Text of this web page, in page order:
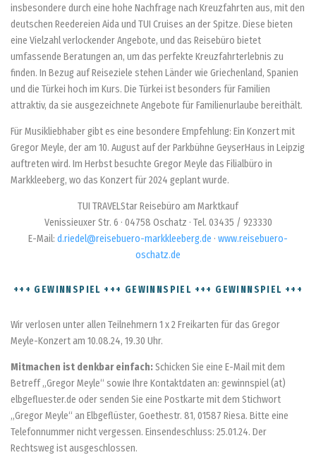
insbesondere durch eine hohe Nachfrage nach Kreuzfahrten aus, mit den
deutschen Reedereien Aida und TUI Cruises an der Spitze. Diese bieten
eine Vielzahl verlockender Angebote, und das Reisebüro bietet
umfassende Beratungen an, um das perfekte Kreuzfahrterlebnis zu
finden. In Bezug auf Reiseziele stehen Länder wie Griechenland, Spanien
und die Türkei hoch im Kurs. Die Türkei ist besonders für Familien
attraktiv, da sie ausgezeichnete Angebote für Familienurlaube bereithält.
Für Musikliebhaber gibt es eine besondere Empfehlung: Ein Konzert mit
Gregor Meyle, der am 10. August auf der Parkbühne GeyserHaus in Leipzig
auftreten wird. Im Herbst besuchte Gregor Meyle das Filialbüro in
Markkleeberg, wo das Konzert für 2024 geplant wurde.
TUI TRAVELStar Reisebüro am Marktkauf
Venissieuxer Str. 6 · 04758 Oschatz · Tel. 03435 / 923330
E-Mail: d.riedel@reisebuero-markkleeberg.de · www.reisebuero-
oschatz.de
+++ GEWINNSPIEL +++ GEWINNSPIEL +++ GEWINNSPIEL +++
Wir verlosen unter allen Teilnehmern 1 x 2 Freikarten für das Gregor
Meyle-Konzert am 10.08.24, 19.30 Uhr.
Mitmachen ist denkbar einfach: Schicken Sie eine E-Mail mit dem
Betreff „Gregor Meyle“ sowie Ihre Kontaktdaten an: gewinnspiel (at)
elbgefluester.de oder senden Sie eine Postkarte mit dem Stichwort
„Gregor Meyle“ an Elbgeflüster, Goethestr. 81, 01587 Riesa. Bitte eine
Telefonnummer nicht vergessen. Einsendeschluss: 25.01.24. Der
Rechtsweg ist ausgeschlossen.